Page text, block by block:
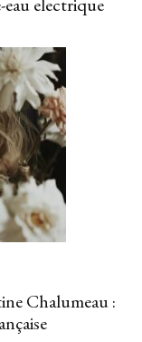
Chalumeau :